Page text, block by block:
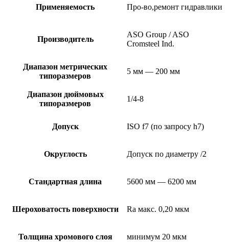
Применяемость Про-во,ремонт гидравлики
Производитель
ASO Group / ASO
Cromsteel Ind.
Диапазон метрических
типоразмеров
5 мм — 200 мм
Диапазон дюймовых
типоразмеров
1/4-8
Допуск ISO f7 (по запросу h7)
Округлость Допуск по диаметру /2
Стандартная длина 5600 мм — 6200 мм
Шероховатость поверхности Ra макс. 0,20 мкм
Толщина хромового слоя минимум 20 мкм